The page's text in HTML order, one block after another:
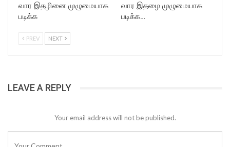
வார இதழினை முழுமையாக
படிக்க
வார இதழை முழுமையாக
படிக்க…
PREV NEXT
LEAVE A REPLY
Your email address will not be published.